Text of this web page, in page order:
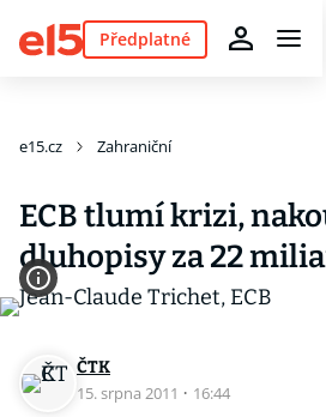
Předplatné
e15.cz Zahraniční
ECB tlumí krizi,
dluhopisy za 22
ČTK
15. srpna 2011 · 16:44